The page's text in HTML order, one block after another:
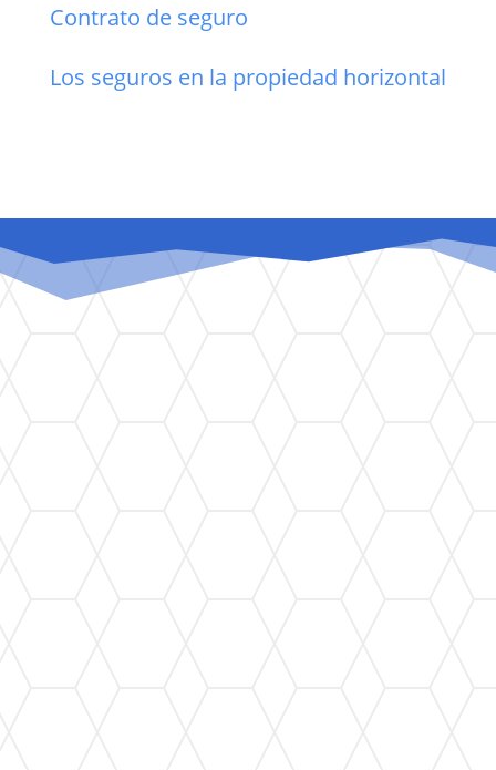
Contrato de seguro
Los seguros en la propiedad horizontal